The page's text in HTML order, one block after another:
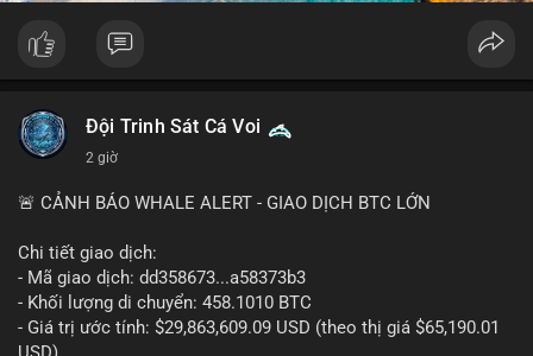
Đội Trinh Sát Cá Voi
2 giờ
🚨 CẢNH BÁO WHALE ALERT - GIAO DỊCH BTC LỚN
Chi tiết giao dịch:
- Mã giao dịch: dd358673...a58373b3
- Khối lượng di chuyển: 458.1010 BTC
- Giá trị ước tính: $29,863,609.09 USD (theo thị giá $65,190.01